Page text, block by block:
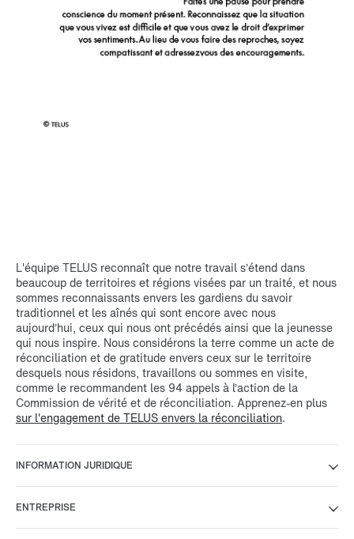
L'équipe TELUS reconnaît que notre travail s’étend dans
beaucoup de territoires et régions visées par un traité, et nous
sommes reconnaissants envers les gardiens du savoir
traditionnel et les aînés qui sont encore avec nous
aujourd’hui, ceux qui nous ont précédés ainsi que la jeunesse
qui nous inspire. Nous considérons la terre comme un acte de
réconciliation et de gratitude envers ceux sur le territoire
desquels nous résidons, travaillons ou sommes en visite,
comme le recommandent les 94 appels à l’action de la
Commission de vérité et de réconciliation. Apprenez-en plus
sur l'engagement de TELUS envers la réconciliation.
INFORMATION JURIDIQUE
ENTREPRISE